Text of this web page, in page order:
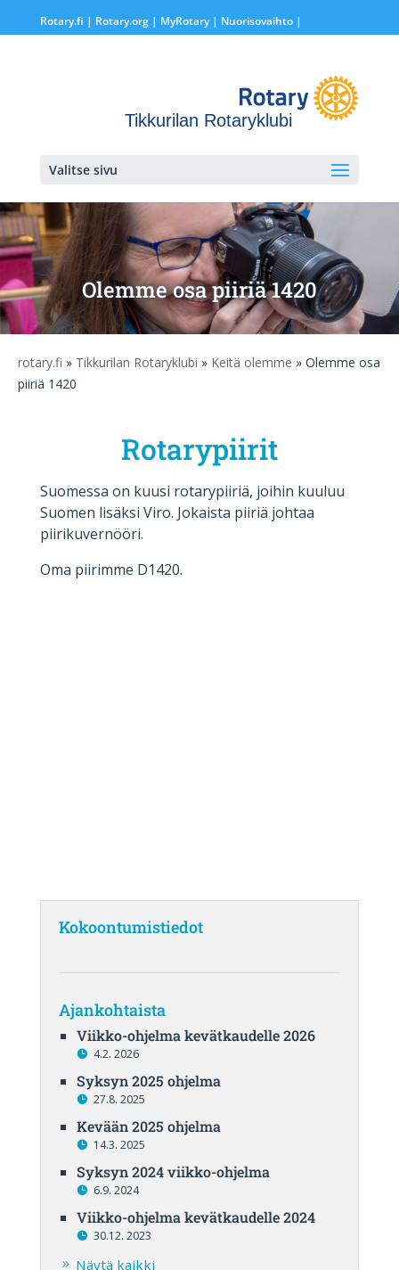
Rotary.fi | Rotary.org| MyRotary | Nuorisovaihto|
Tikkurilan Rotaryklubi
Valitse sivu
Olemme osa piiriä 1420
rotary.fi » Tikkurilan Rotaryklubi » Keitä olemme » Olemme osa
piiriä 1420
Rotarypiirit
Suomessa on kuusi rotarypiiriä, joihin kuuluu
Suomen lisäksi Viro. Jokaista piiriä johtaa
piirikuvernööri.
Oma piirimme D1420.
Kokoontumistiedot
Ajankohtaista
Viikko-ohjelma kevätkaudelle 2026
4.2. 2026
Syksyn 2025 ohjelma
27.8. 2025
Kevään 2025 ohjelma
14.3. 2025
Syksyn 2024 viikko-ohjelma
6.9. 2024
Viikko-ohjelma kevätkaudelle 2024
30.12. 2023
Näytä kaikki